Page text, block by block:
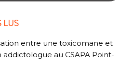
LUS
entre une toxicomane et
au CSAPA Point-